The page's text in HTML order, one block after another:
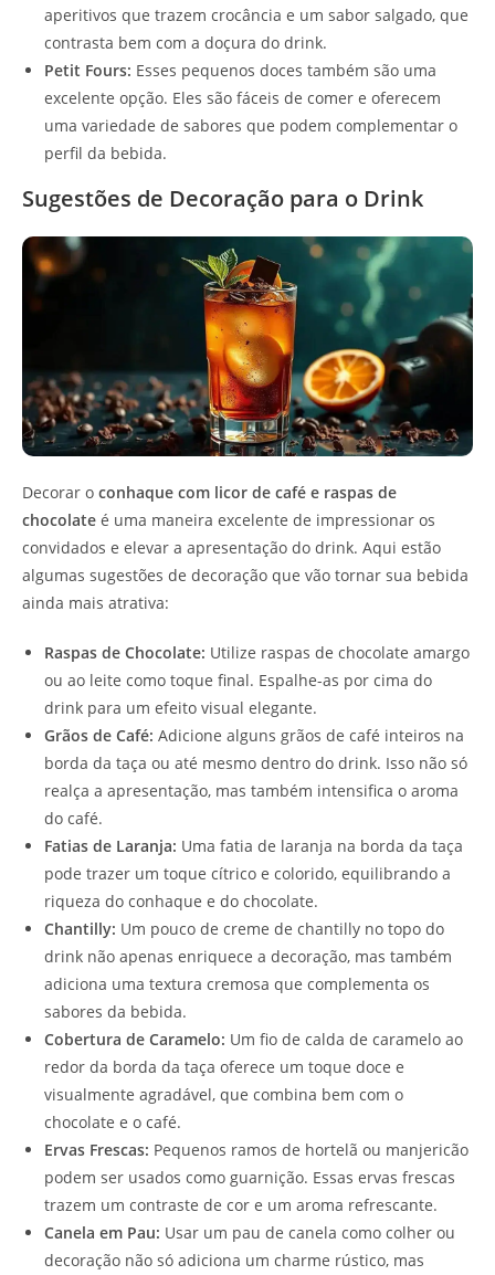
aperitivos que trazem crocância e um sabor salgado, que
contrasta bem com a doçura do drink.
Petit Fours: Esses pequenos doces também são uma
excelente opção. Eles são fáceis de comer e oferecem
uma variedade de sabores que podem complementar o
perfil da bebida.
Sugestões de Decoração para o Drink
Decorar o conhaque com licor de café e raspas de
chocolate é uma maneira excelente de impressionar os
convidados e elevar a apresentação do drink. Aqui estão
algumas sugestões de decoração que vão tornar sua bebida
ainda mais atrativa:
Raspas de Chocolate: Utilize raspas de chocolate amargo
ou ao leite como toque final. Espalhe-as por cima do
drink para um efeito visual elegante.
Grãos de Café: Adicione alguns grãos de café inteiros na
borda da taça ou até mesmo dentro do drink. Isso não só
realça a apresentação, mas também intensifica o aroma
do café.
Fatias de Laranja: Uma fatia de laranja na borda da taça
pode trazer um toque cítrico e colorido, equilibrando a
riqueza do conhaque e do chocolate.
Chantilly: Um pouco de creme de chantilly no topo do
drink não apenas enriquece a decoração, mas também
adiciona uma textura cremosa que complementa os
sabores da bebida.
Cobertura de Caramelo: Um fio de calda de caramelo ao
redor da borda da taça oferece um toque doce e
visualmente agradável, que combina bem com o
chocolate e o café.
Ervas Frescas: Pequenos ramos de hortelã ou manjericão
podem ser usados como guarnição. Essas ervas frescas
trazem um contraste de cor e um aroma refrescante.
Canela em Pau: Usar um pau de canela como colher ou
decoração não só adiciona um charme rústico, mas